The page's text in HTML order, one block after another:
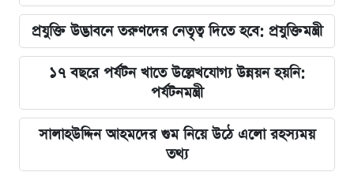
প্রযুক্তি উদ্ভাবনে তরুণদের নেতৃত্ব দিতে হবে: প্রযুক্তিমন্ত্রী
১৭ বছরে পর্যটন খাতে উল্লেখযোগ্য উন্নয়ন হয়নি:
পর্যটনমন্ত্রী
সালাহউদ্দিন আহমদের গুম নিয়ে উঠে এলো রহস্যময়
তথ্য